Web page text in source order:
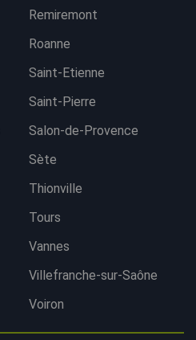
Remiremont
Roanne
Saint-Etienne
Saint-Pierre
Salon-de-Provence
Sète
Thionville
Tours
Vannes
Villefranche-sur-Saône
Voiron